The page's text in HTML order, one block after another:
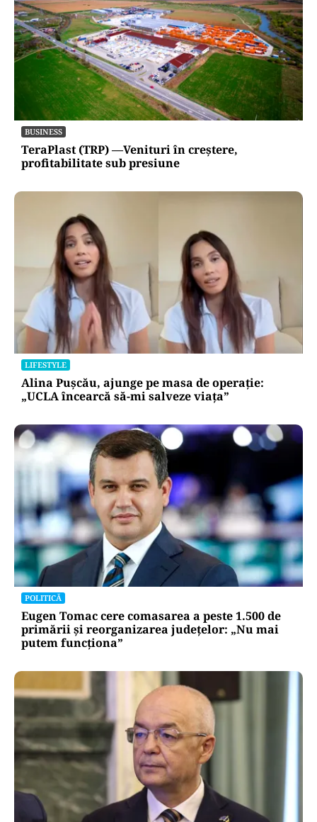
BUSINESS
TeraPlast (TRP) —Venituri în creștere,
profitabilitate sub presiune
LIFESTYLE
Alina Pușcău, ajunge pe masa de operație:
„UCLA încearcă să-mi salveze viața”
POLITICĂ
Eugen Tomac cere comasarea a peste 1.500 de
primării și reorganizarea județelor: „Nu mai
putem funcționa”